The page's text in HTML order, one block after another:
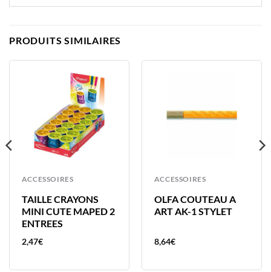
PRODUITS SIMILAIRES
ACCESSOIRES
TAILLE CRAYONS
MINI CUTE MAPED 2
ENTREES
2,47€
ACCESSOIRES
OLFA COUTEAU A
ART AK-1 STYLET
8,64€